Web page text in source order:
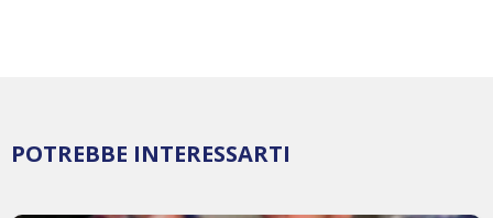
POTREBBE INTERESSARTI